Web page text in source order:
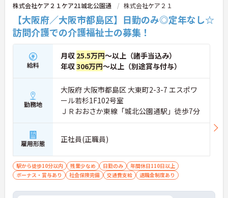
株式会社ケア２１ケア21城北公園通 株式会社ケア２１
【大阪府／大阪市都島区】日勤のみ◎定年なし☆
訪問介護での介護福祉士の募集！
給料
月収 25.5万円～以上（諸手当込み）
年収306万円～以上（別途賞与付与）
勤務地
大阪府 大阪市都島区 大東町2-3-7 エスポワ
ール若杉1F102号室
ＪＲおおさか東線「城北公園通駅」徒歩7分
雇用形態 正社員(正職員)
駅から徒歩10分以内 残業少なめ 日勤のみ
年間休日110日以上
ボーナス・賞与あり
社会保険完備 交通費支給 退職金制度あり